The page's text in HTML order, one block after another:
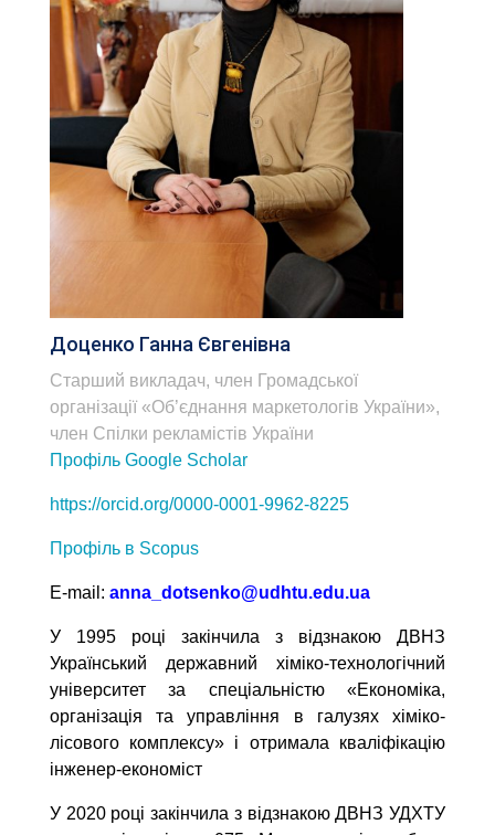
Доценко Ганна Євгенівна
Старший викладач, член Громадської
організації «Об’єднання маркетологів України»,
член Спілки рекламістів України
Профіль Google Scholar
https://orcid.org/0000-0001-9962-8225
Профіль в Scopus
Е-mail: anna_dotsenko@udhtu.edu.ua
У 1995 році закінчила з відзнакою ДВНЗ
Український державний хіміко-технологічний
університет за спеціальністю «Економіка,
організація та управління в галузях хіміко-
лісового комплексу» і отримала кваліфікацію
інженер-економіст
У 2020 році закінчила з відзнакою ДВНЗ УДХТУ